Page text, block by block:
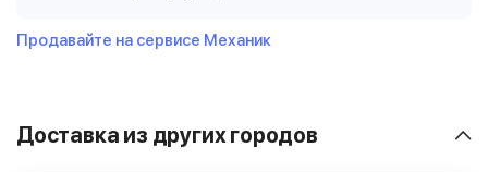
Продавайте на сервисе Механик
Доставка из других городов